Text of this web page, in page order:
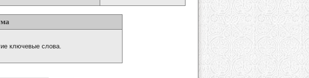
ключевые слова.